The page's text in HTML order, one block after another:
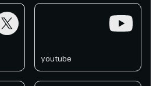
youtube